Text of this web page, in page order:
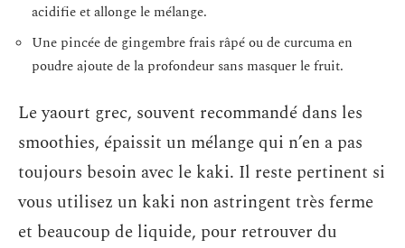
acidifie et allonge le mélange.
Une pincée de gingembre frais râpé ou de curcuma en
poudre ajoute de la profondeur sans masquer le fruit.
Le yaourt grec, souvent recommandé dans les
smoothies, épaissit un mélange qui n’en a pas
toujours besoin avec le kaki. Il reste pertinent si
vous utilisez un kaki non astringent très ferme
et beaucoup de liquide, pour retrouver du